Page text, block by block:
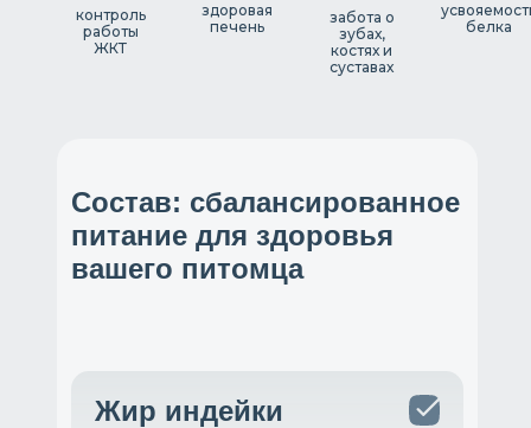
белка
забота о
зубах,
костях и
суставах
контроль
работы
ЖКТ
здоровая
печень
Состав: сбалансированное
питание для здоровья
вашего питомца
Жир индейки